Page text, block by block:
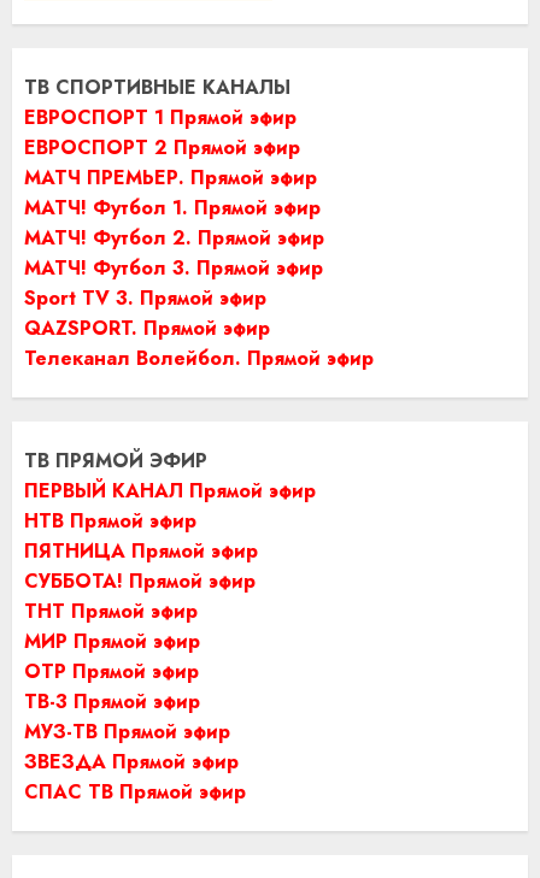
ТВ СПОРТИВНЫЕ КАНАЛЫ
ЕВРОСПОРТ 1 Прямой эфир
ЕВРОСПОРТ 2 Прямой эфир
МАТЧ ПРЕМЬЕР. Прямой эфир
МАТЧ! Футбол 1. Прямой эфир
МАТЧ! Футбол 2. Прямой эфир
МАТЧ! Футбол 3. Прямой эфир
Sport TV 3. Прямой эфир
QAZSPORT. Прямой эфир
Телеканал Волейбол. Прямой эфир
ТВ ПРЯМОЙ ЭФИР
ПЕРВЫЙ КАНАЛ Прямой эфир
НТВ Прямой эфир
ПЯТНИЦА Прямой эфир
СУББОТА! Прямой эфир
ТНТ Прямой эфир
МИР Прямой эфир
ОТР Прямой эфир
ТВ-3 Прямой эфир
МУЗ-ТВ Прямой эфир
ЗВЕЗДА Прямой эфир
СПАС ТВ Прямой эфир